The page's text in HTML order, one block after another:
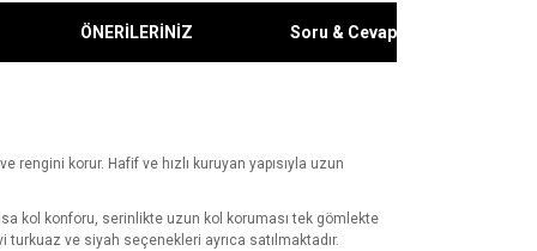
ÖNERİLERİNİZ Soru & Cevap
rengini korur. Hafif ve hızlı kuruyan yapısıyla uzun
kol konforu, serinlikte uzun kol koruması tek gömlekte
turkuaz ve siyah seçenekleri ayrıca satılmaktadır.